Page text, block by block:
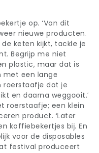
op. ‘Van dit
nieuwe producten.
keten kijkt, tackle je
Begrijp me niet
plastic, maar dat is
met een lange
roerstaafje dat je
en daarna weggooit.’
roerstaafje; een klein
product. ‘Later
koffiebekertjes bij. En
voor de disposables
festival produceert